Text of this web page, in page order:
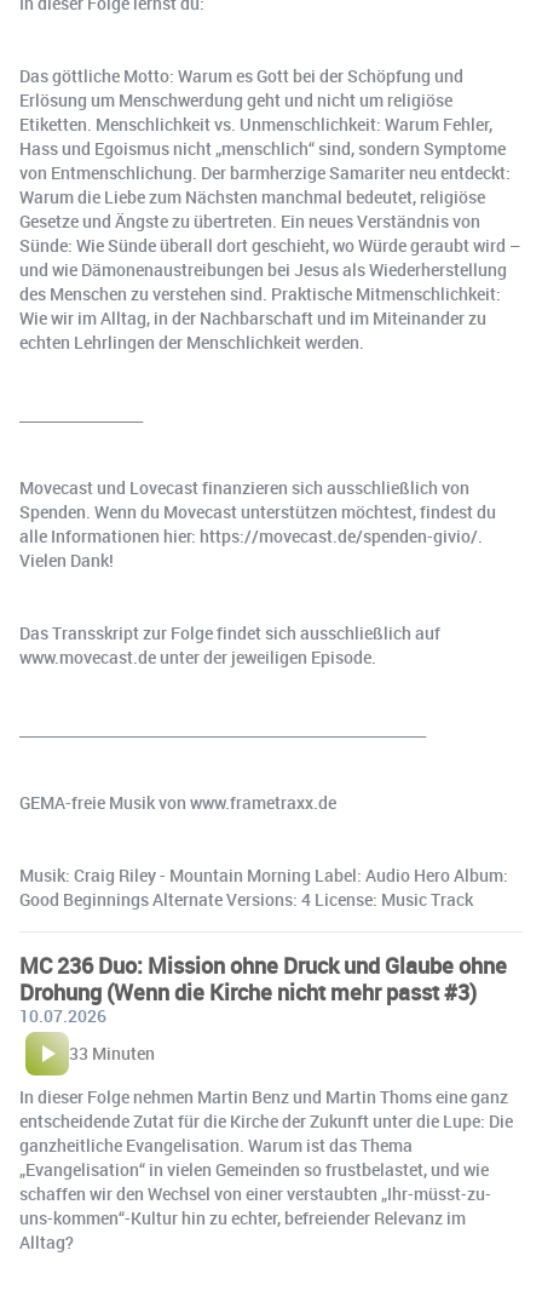
Das göttliche Motto: Warum es Gott bei der Schöpfung und
Erlösung um Menschwerdung geht und nicht um religiöse
Etiketten. Menschlichkeit vs. Unmenschlichkeit: Warum Fehler,
Hass und Egoismus nicht „menschlich“ sind, sondern Symptome
von Entmenschlichung. Der barmherzige Samariter neu entdeckt:
Warum die Liebe zum Nächsten manchmal bedeutet, religiöse
Gesetze und Ängste zu übertreten. Ein neues Verständnis von
Sünde: Wie Sünde überall dort geschieht, wo Würde geraubt wird –
und wie Dämonenaustreibungen bei Jesus als Wiederherstellung
des Menschen zu verstehen sind. Praktische Mitmenschlichkeit:
Wie wir im Alltag, in der Nachbarschaft und im Miteinander zu
echten Lehrlingen der Menschlichkeit werden.
Movecast und Lovecast finanzieren sich ausschließlich von
Spenden. Wenn du Movecast unterstützen möchtest, findest du
alle Informationen hier: https://movecast.de/spenden-givio/.
Vielen Dank!
Das Transskript zur Folge findet sich ausschließlich auf
www.movecast.de unter der jeweiligen Episode.
GEMA-freie Musik von www.frametraxx.de
Musik: Craig Riley - Mountain Morning Label: Audio Hero Album:
Good Beginnings Alternate Versions: 4 License: Music Track
MC 236 Duo: Mission ohne Druck und Glaube ohne
Drohung (Wenn die Kirche nicht mehr passt #3)
10.07.2026
33 Minuten
In dieser Folge nehmen Martin Benz und Martin Thoms eine ganz
entscheidende Zutat für die Kirche der Zukunft unter die Lupe: Die
ganzheitliche Evangelisation. Warum ist das Thema
„Evangelisation“ in vielen Gemeinden so frustbelastet, und wie
schaffen wir den Wechsel von einer verstaubten „Ihr-müsst-zu-
uns-kommen“-Kultur hin zu echter, befreiender Relevanz im
Alltag?